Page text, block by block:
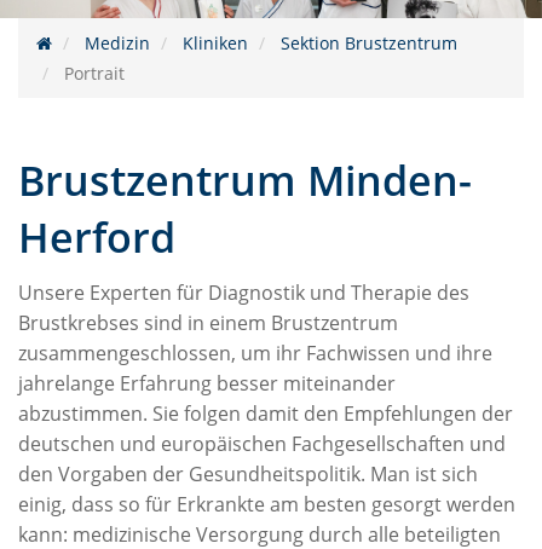
Medizin Kliniken
Sektion Brustzentrum
Portrait
Brustzentrum Minden-
Herford
Unsere Experten für Diagnostik und Therapie des
Brustkrebses sind in einem Brustzentrum
zusammengeschlossen, um ihr Fachwissen und ihre
jahrelange Erfahrung besser miteinander
abzustimmen. Sie folgen damit den Empfehlungen der
deutschen und europäischen Fachgesellschaften und
den Vorgaben der Gesundheitspolitik. Man ist sich
einig, dass so für Erkrankte am besten gesorgt werden
kann: medizinische Versorgung durch alle beteiligten